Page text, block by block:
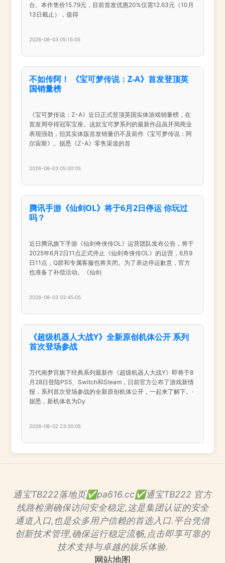
台。本作售价15.79元，目前首发优惠20%仅需12.63元（10月
13日截止），值得
2026-08-03 05:15:05
不如传阿！ 《宝可梦传说：Z-A》首发登顶英
国销量榜
《宝可梦传说：Z-A》近日正式登顶英国实体游戏销量榜，在
首发周夺得冠军宝座。这款宝可梦系列的最新作品虽开局商业
表现强劲，但其实体版首发销量仍不及前作《宝可梦传说：阿
尔宙斯》。据悉《Z-A》零售渠道的首
2026-08-03 05:00:05
腾讯手游《仙剑OL》将于6月2日停运 你玩过
吗？
近日腾讯旗下手游《仙剑奇侠传OL》运营团队发布公告，将于
2025年6月2日11点正式停止《仙剑奇侠传OL》的运营，6月9
日11点，Q群和专属客服也将关闭。为了表达停运歉意，官方
也准备了补偿活动。《仙剑
2026-08-03 03:45:05
《超级机器人大战Y》全新原创机体公开 系列
首次登场参战
万代南梦宫旗下经典系列最新作《超级机器人大战Y》即将于8
月28日登陆PS5、Switch和Steam，日前官方公布了游戏新情
报，系列首次登场参战的全新原创机体公开，一起来了解下。·
据悉，新机体名为Dy
2026-08-02 23:30:05
通宝TB222落地页✅pa616.cc✅通宝TB222 官方
线路检测确保访问安全稳定,这是集团认证的安全
通道入口,也是众多用户信赖的首选入口.平台凭借
创新技术管理,确保运行稳定流畅,点击即享可靠的
技术支持与卓越的娱乐体验.
网站地图